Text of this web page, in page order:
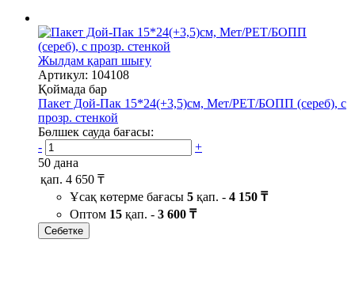
Жылдам қарап шығу
Артикул: 104108
Қоймада бар
Пакет Дой-Пак 15*24(+3,5)см, Мет/PET/БОПП (сереб), с
прозр. стенкой
Бөлшек сауда бағасы:
-
+
50 дана
қап. 4 650 ₸
Ұсақ көтерме бағасы 5 қап. - 4 150 ₸
Оптом 15 қап. - 3 600 ₸
Себетке